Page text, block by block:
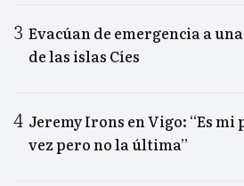
Evacúan de emergencia a
de las islas Cíes
Jeremy Irons en Vigo: “Es
vez pero no la última”